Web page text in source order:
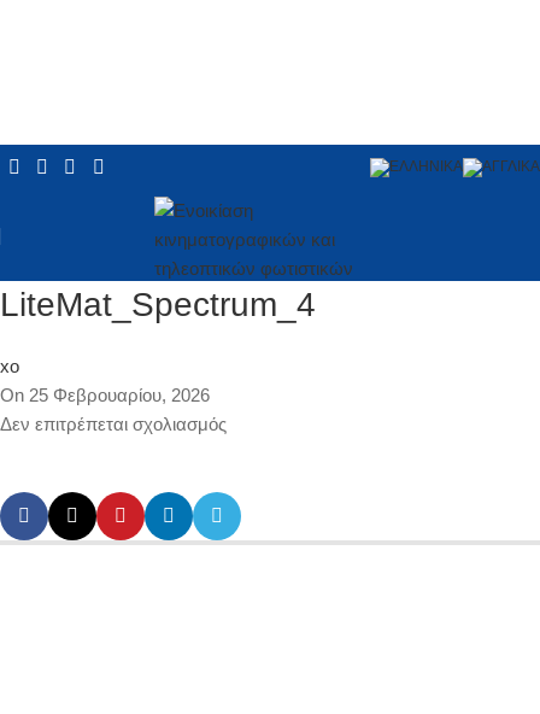
LiteMat_Spectrum_4
xo
On 25 Φεβρουαρίου, 2026
Δεν επιτρέπεται σχολιασμός